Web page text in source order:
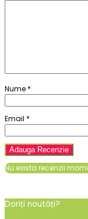
Nume *
Email *
Nu exista recenzii
Doriți noutăți?